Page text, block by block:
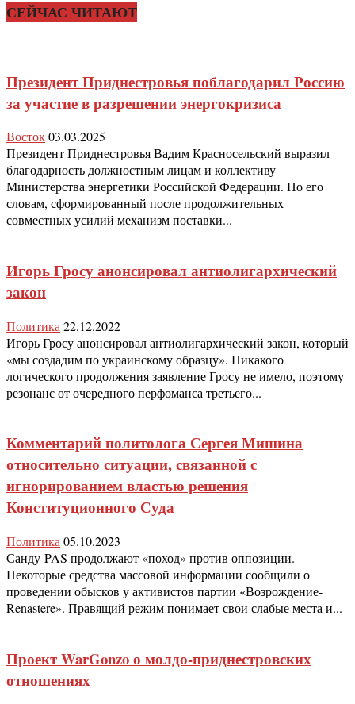
СЕЙЧАС ЧИТАЮТ
Президент Приднестровья поблагодарил Россию
за участие в разрешении энергокризиса
Восток03.03.2025
Президент Приднестровья Вадим Красносельский выразил
благодарность должностным лицам и коллективу
Министерства энергетики Российской Федерации. По его
словам, сформированный после продолжительных
совместных усилий механизм поставки...
Игорь Гросу анонсировал антиолигархический
закон
Политика 22.12.2022
Игорь Гросу анонсировал антиолигархический закон, который
«мы создадим по украинскому образцу». Никакого
логического продолжения заявление Гросу не имело, поэтому
резонанс от очередного перфоманса третьего...
Комментарий политолога Сергея Мишина
относительно ситуации, связанной с
игнорированием властью решения
Конституционного Суда
Политика 05.10.2023
Санду-PAS продолжают «поход» против оппозиции.
Некоторые средства массовой информации сообщили о
проведении обысков у активистов партии «Возрождение-
Renastere». Правящий режим понимает свои слабые места и...
Проект WarGonzo о молдо-приднестровских
отношениях